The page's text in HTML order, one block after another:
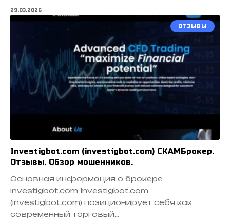
29.03.2026
ОТЗЫВЫ
Investigbot.com (investigbot.com) СКАМБрокер.
Отзывы. Обзор мошенников.
Основная информация о брокере
investigbot.com Investigbot.com
(investigbot.com) позиционирует себя как
современный торговый…